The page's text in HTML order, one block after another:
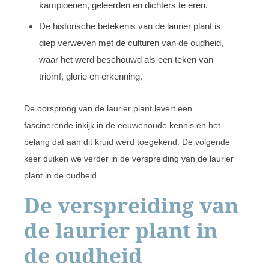
kampioenen, geleerden en dichters te eren.
De historische betekenis van de laurier plant is
diep verweven met de culturen van de oudheid,
waar het werd beschouwd als een teken van
triomf, glorie en erkenning.
De oorsprong van de laurier plant levert een
fascinerende inkijk in de eeuwenoude kennis en het
belang dat aan dit kruid werd toegekend. De volgende
keer duiken we verder in de verspreiding van de laurier
plant in de oudheid.
De verspreiding van
de laurier plant in
de oudheid